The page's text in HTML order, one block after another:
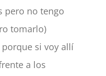
pero no tengo
tomarlo)
si voy allí
a los